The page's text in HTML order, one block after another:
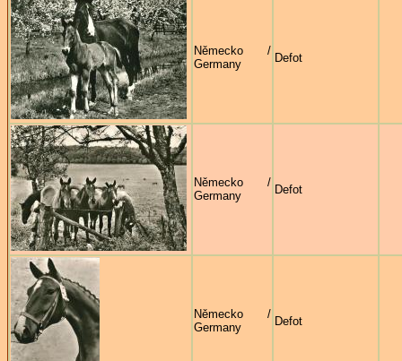
Německo /
Germany
Defot
Německo /
Germany
Defot
Německo /
Germany
Defot